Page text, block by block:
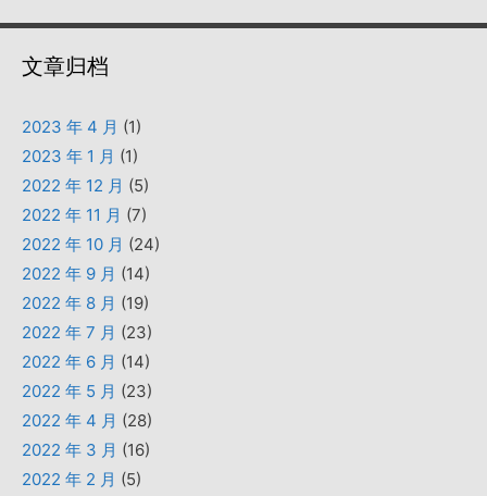
文章归档
2023 年 4 月 (1)
2023 年 1 月 (1)
2022 年 12 月 (5)
2022 年 11 月 (7)
2022 年 10 月 (24)
2022 年 9 月 (14)
2022 年 8 月 (19)
2022 年 7 月 (23)
2022 年 6 月 (14)
2022 年 5 月 (23)
2022 年 4 月 (28)
2022 年 3 月 (16)
2022 年 2 月 (5)